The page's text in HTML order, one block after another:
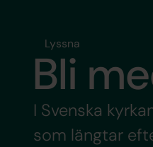
Lyssna
Bli
I Svenska
som längtar